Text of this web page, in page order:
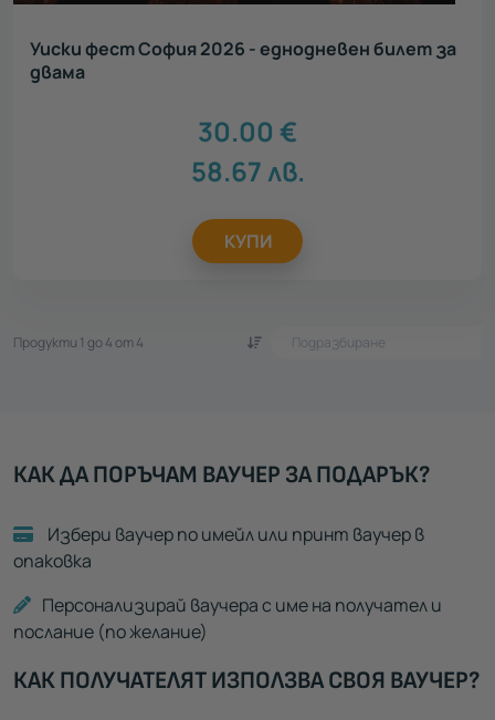
Уиски фест София 2026 - еднодневен билет за
двама
30.00 €
58.67лв.
КУПИ
Продукти 1 до 4 от 4
КАК ДА ПОРЪЧАМ ВАУЧЕР ЗА ПОДАРЪК?
Избери ваучер по имейл или принт ваучер в
опаковка
Персонализирай ваучера с име на получател и
послание (по желание)
КАК ПОЛУЧАТЕЛЯТ ИЗПОЛЗВА СВОЯ ВАУЧЕР?